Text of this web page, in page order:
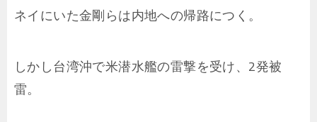
ネイにいた金剛らは内地への帰路につく。
しかし台湾沖で米潜水艦の雷撃を受け、2発被
雷。